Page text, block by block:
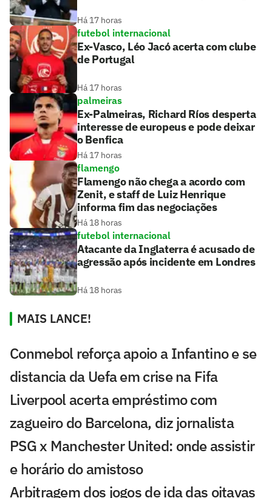
Há 17 horas
futebol internacional
Ex-Vasco, Léo Jacó acerta com clube
de Portugal
Há 17 horas
palmeiras
Ex-Palmeiras, Richard Ríos desperta
interesse de europeus e pode deixar
o Benfica
Há 17 horas
flamengo
Flamengo não chega a acordo com
Zenit, e staff de Luiz Henrique
informa fim das negociações
Há 18 horas
futebol internacional
Atacante da Inglaterra é acusado de
agressão após incidente em Londres
Há 18 horas
MAIS LANCE!
Conmebol reforça apoio a Infantino e se
distancia da Uefa em crise na Fifa
Liverpool acerta empréstimo com
zagueiro do Barcelona, diz jornalista
PSG x Manchester United: onde assistir
e horário do amistoso
Arbitragem dos jogos de ida das oitavas